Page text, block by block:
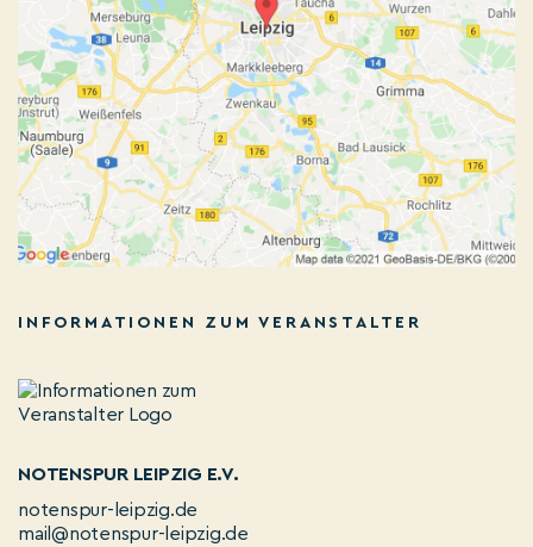
INFORMATIONEN ZUM VERANSTALTER
NOTENSPUR LEIPZIG E.V.
notenspur-leipzig.de
mail@notenspur-leipzig.de